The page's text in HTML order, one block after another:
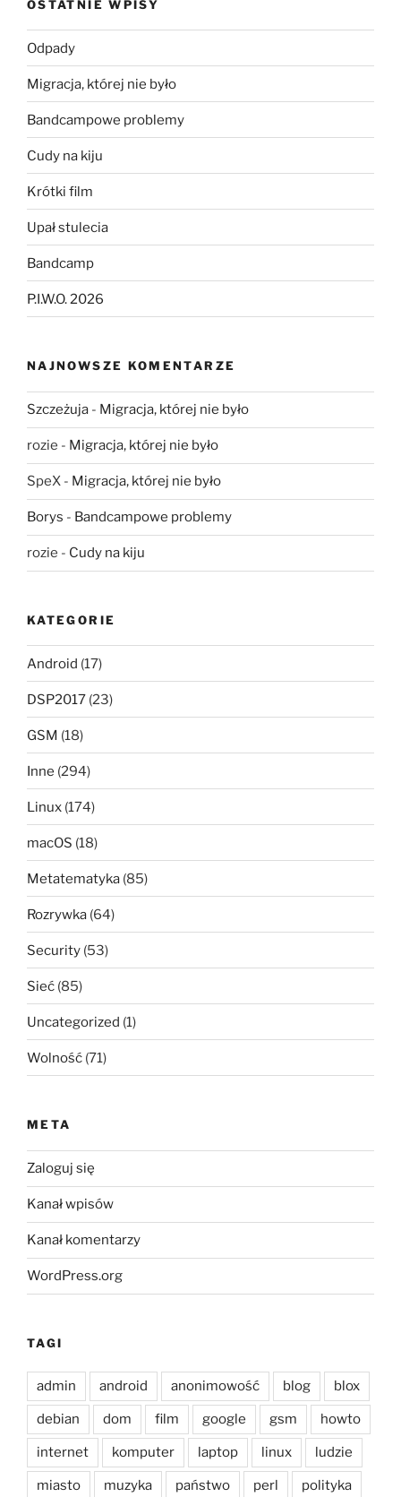
OSTATNIE WPISY
Odpady
Migracja, której nie było
Bandcampowe problemy
Cudy na kiju
Krótki film
Upał stulecia
Bandcamp
P.I.W.O. 2026
NAJNOWSZE KOMENTARZE
Szczeżuja - Migracja, której nie było
rozie - Migracja, której nie było
SpeX - Migracja, której nie było
Borys - Bandcampowe problemy
rozie - Cudy na kiju
KATEGORIE
Android (17)
DSP2017 (23)
GSM (18)
Inne (294)
Linux (174)
macOS (18)
Metatematyka (85)
Rozrywka (64)
Security (53)
Sieć (85)
Uncategorized (1)
Wolność (71)
META
Zaloguj się
Kanał wpisów
Kanał komentarzy
WordPress.org
TAGI
admin android anonimowość blog blox
debian dom film google gsm howto
internet komputer laptop linux ludzie
miasto muzyka państwo perl polityka